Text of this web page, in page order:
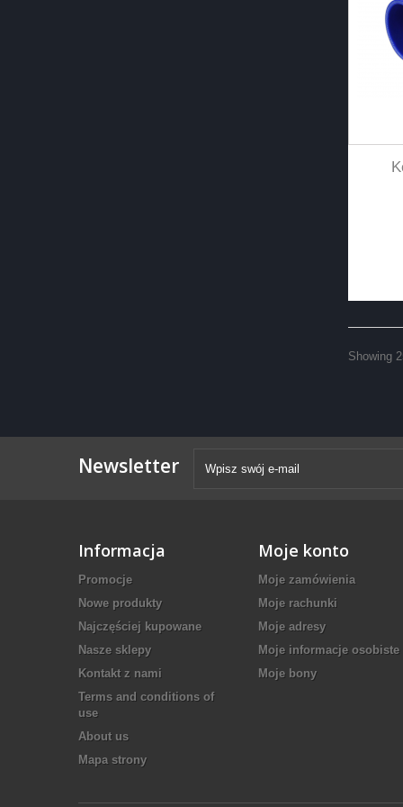
Showing
Newsletter
Informacja
Promocje
Nowe produkty
Najczęściej kupowane
Nasze sklepy
Kontakt z nami
Terms and conditions of
use
About us
Mapa strony
Moje konto
Moje zamówienia
Moje rachunki
Moje adresy
Moje informacje osobiste
Moje bony